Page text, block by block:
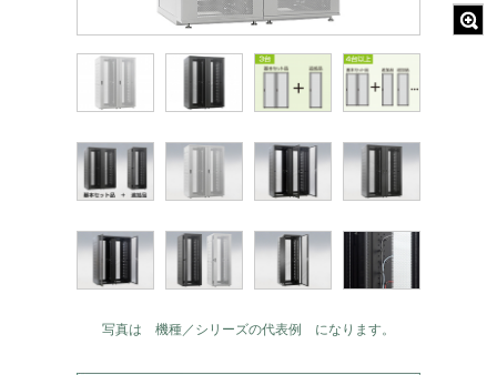
写真は 機種／シリーズの代表例 になります。